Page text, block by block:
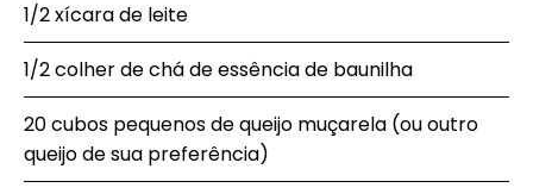
1/2 xícara de leite
1/2 colher de chá de essência de baunilha
20 cubos pequenos de queijo muçarela (ou outro
queijo de sua preferência)